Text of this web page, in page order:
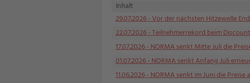
Inhalt
29.07.2026- Vor der nächsten Hitzewelle
22.07.2026- Teilnehmerrekord beim
17.07.2026- NORMA senkt Mitte Juli die
01.07.2026- NORMA senkt Anfang Juli
11.06.2026- NORMA senkt im Juni die Preise